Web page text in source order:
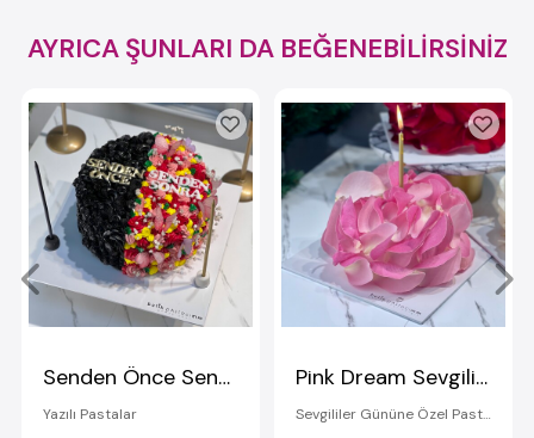
AYRICA ŞUNLARI DA BEĞENEBİLİRSİNİZ
Senden Önce Senden Sonra Pastası
Yazılı Pastalar
Pink Dream Sevgililer Günü Pastası
Sevgililer Gününe Özel Pastalar